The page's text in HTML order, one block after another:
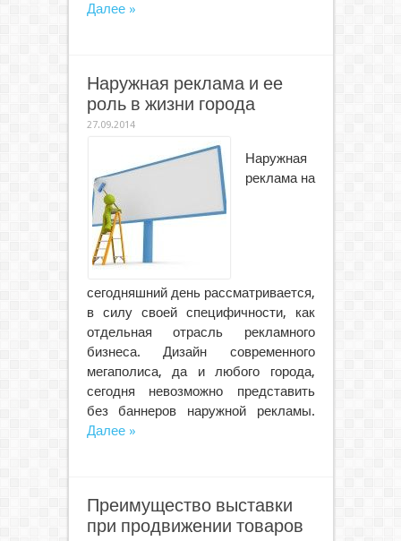
Далее »
Наружная реклама и ее
роль в жизни города
27.09.2014
Наружная
реклама на
сегодняшний день рассматривается,
в силу своей специфичности, как
отдельная отрасль рекламного
бизнеса. Дизайн современного
мегаполиса, да и любого города,
сегодня невозможно представить
без баннеров наружной рекламы.
Далее »
Преимущество выставки
при продвижении товаров